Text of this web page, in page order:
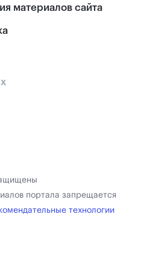
материалов сайта
портала запрещается
технологии